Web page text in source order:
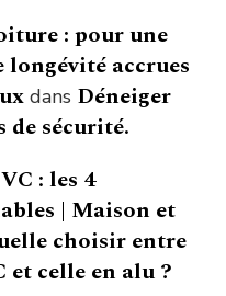
: pour une
accrues
dans Déneiger
de sécurité.
: les 4
| Maison et
choisir entre
et celle en alu ?